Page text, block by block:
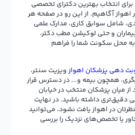
انتخاب بهترین دکترای تخصصی
اهواز آگاهیم. از این رو در صفحه هر
شامل سوابق کاری، مدارک علمی
بیماران و حتی لوکیشن مطب دکتر،
محل سکونت شما را فراهم
دهی پزشکان اهوازویزیت سنتر،
همچون بیمه و... در دسترس قرار
از میان پزشکان منتخب در خیابان
دقیق‌تری داشته باشید. در نهایت
در اهواز یافت نشود، می‌توانید
یا تخصص‌های نزدیک را بررسی